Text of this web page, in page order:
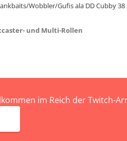
Wobbler/Gufis ala DD Cubby 38
und Multi-Rollen
im Reich der Twitch-